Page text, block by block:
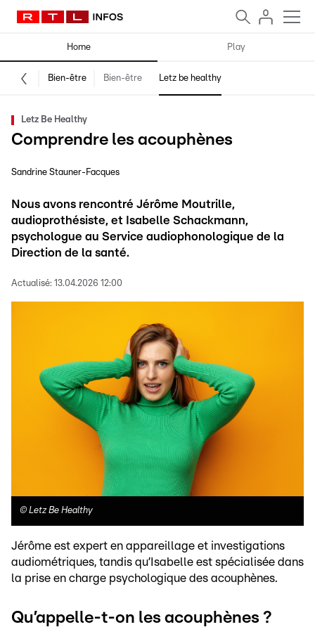
Home Play
Bien-être Bien-être Letz be healthy
Letz Be Healthy
Comprendre les acouphènes
Sandrine Stauner-Facques
Nous avons rencontré Jérôme Moutrille,
audioprothésiste, et Isabelle Schackmann,
psychologue au Service audiophonologique de la
Direction de la santé.
Actualisé: 13.04.2026 12:00
© Letz Be Healthy
Jérôme est expert en appareillage et investigations
audiométriques, tandis qu’Isabelle est spécialisée dans
la prise en charge psychologique des acouphènes.
Qu’appelle-t-on les acouphènes ?